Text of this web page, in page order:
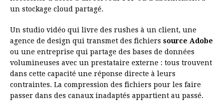
un stockage cloud partagé.
Un studio vidéo qui livre des rushes à un client, une
agence de design qui transmet des fichiers source Adobe
ou une entreprise qui partage des bases de données
volumineuses avec un prestataire externe : tous trouvent
dans cette capacité une réponse directe à leurs
contraintes. La compression des fichiers pour les faire
passer dans des canaux inadaptés appartient au passé.